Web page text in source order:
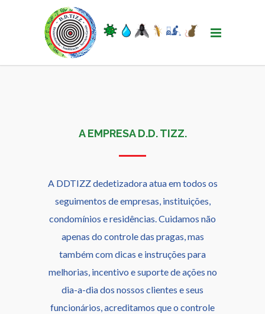
A EMPRESA D.D. TIZZ.
A DDTIZZ dedetizadora atua em todos os
seguimentos de empresas, instituições,
condomínios e residências. Cuidamos não
apenas do controle das pragas, mas
também com dicas e instruções para
melhorias, incentivo e suporte de ações no
dia-a-dia dos nossos clientes e seus
funcionários, acreditamos que o controle